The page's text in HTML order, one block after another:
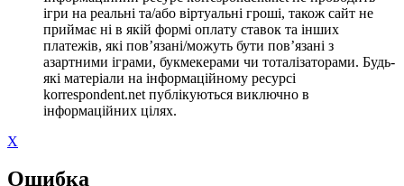
ігри на реальні та/або віртуальні гроші, також сайт не
приймає ні в якій формі оплату ставок та інших
платежів, які пов’язані/можуть бути пов’язані з
азартними іграми, букмекерами чи тоталізаторами. Будь-
які матеріали на інформаційному ресурсі
korrespondent.net публікуються виключно в
інформаційних цілях.
X
Ошибка